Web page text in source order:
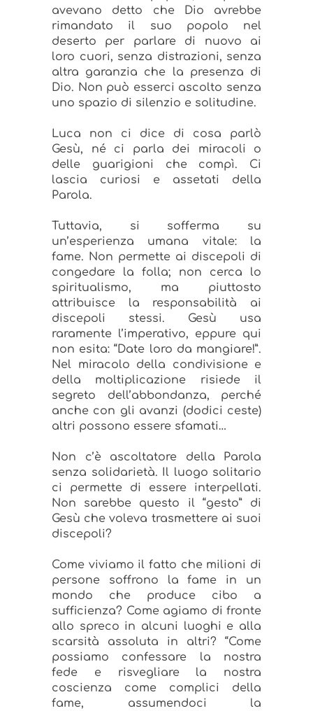
avevano detto che Dio avrebbe
rimandato il suo popolo nel
deserto per parlare di nuovo ai
loro cuori, senza distrazioni, senza
altra garanzia che la presenza di
Dio. Non può esserci ascolto senza
uno spazio di silenzio e solitudine.
Luca non ci dice di cosa parlò
Gesù, né ci parla dei miracoli o
delle guarigioni che compì. Ci
lascia curiosi e assetati della
Parola.
Tuttavia, si sofferma su
un’esperienza umana vitale: la
fame. Non permette ai discepoli di
congedare la folla; non cerca lo
spiritualismo, ma piuttosto
attribuisce la responsabilità ai
discepoli stessi. Gesù usa
raramente l’imperativo, eppure qui
non esita: “Date loro da mangiare!”.
Nel miracolo della condivisione e
della moltiplicazione risiede il
segreto dell’abbondanza, perché
anche con gli avanzi (dodici ceste)
altri possono essere sfamati…
Non c’è ascoltatore della Parola
senza solidarietà. Il luogo solitario
ci permette di essere interpellati.
Non sarebbe questo il “gesto” di
Gesù che voleva trasmettere ai suoi
discepoli?
Come viviamo il fatto che milioni di
persone soffrono la fame in un
mondo che produce cibo a
sufficienza? Come agiamo di fronte
allo spreco in alcuni luoghi e alla
scarsità assoluta in altri? “Come
possiamo confessare la nostra
fede e risvegliare la nostra
coscienza come complici della
fame, assumendoci la